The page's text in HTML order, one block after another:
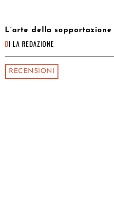
L’arte della
DI LA REDAZIONE
RECENSIONI